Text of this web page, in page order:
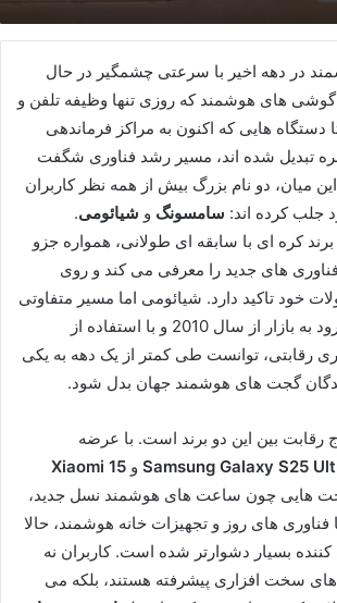
در دهه اخیر با سرعتی چشمگیر در حال
های هوشمند که روزی تنها وظیفه تلفن و
دستگاه هایی که اکنون به مراکز فرماندهی
تبدیل شده اند، مسیر رشد فناوری شگفت
میان، دو نام بزرگ بیش از همه نظر کاربران
جلب کرده اند: سامسونگ و شیائومی.
کره ای با سابقه ای طولانی، همواره جزو
فناوری های جدید را معرفی می کند و روی
خود تاکید دارد. شیائومی اما مسیر متفاوتی
را انتخاب کرده؛ با ورود به بازار از سال 2010 و با استفاده از
رقابتی، توانست طی کمتر از یک دهه به یکی
گجت های هوشمند جهان بدل شود.
اوج رقابت بین این دو برند است. با عرضه
Samsung Galaxy S25 و Xiaomi 15
هایی چون ساعت های هوشمند نسل جدید،
فناوری های روز و تجهیزات خانه هوشمند، حالا
بسیار دشوارتر شده است. کاربران نه
های سخت افزاری پیشرفته هستند، بلکه می